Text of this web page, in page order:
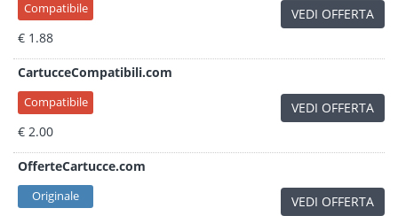
Compatibile
€ 1.88
VEDI OFFERTA
CartucceCompatibili.com
Compatibile
€ 2.00
VEDI OFFERTA
OfferteCartucce.com
Originale VEDI OFFERTA